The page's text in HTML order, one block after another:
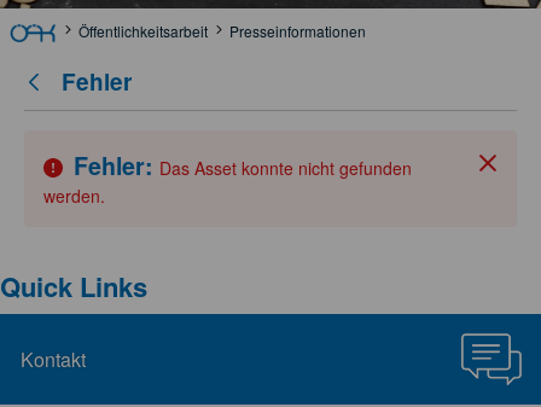
Öffentlichkeitsarbeit Presseinformationen
Zurück
Fehler
Fehler: Das Asset konnte nicht gefunden
werden.
Quick Links
Kontakt